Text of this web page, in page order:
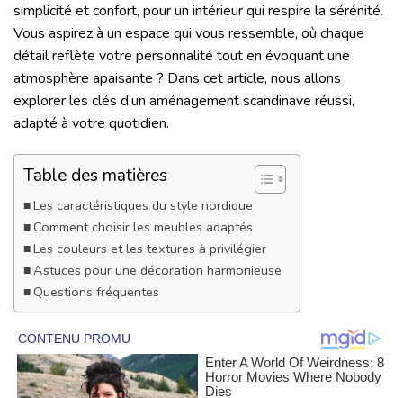
simplicité et confort, pour un intérieur qui respire la sérénité.
Vous aspirez à un espace qui vous ressemble, où chaque
détail reflète votre personnalité tout en évoquant une
atmosphère apaisante ? Dans cet article, nous allons
explorer les clés d’un aménagement scandinave réussi,
adapté à votre quotidien.
Table des matières
Les caractéristiques du style nordique
Comment choisir les meubles adaptés
Les couleurs et les textures à privilégier
Astuces pour une décoration harmonieuse
Questions fréquentes